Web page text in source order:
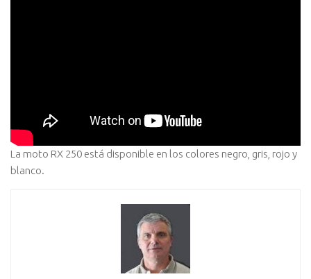
La moto RX 250 está disponible en los colores negro, gris, rojo y
blanco.